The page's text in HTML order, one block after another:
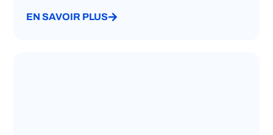
EN SAVOIR PLUS